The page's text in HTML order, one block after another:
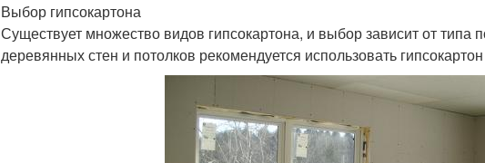
Выбор гипсокартона
Существует множество видов гипсокартона, и выбор зависит от типа
деревянных стен и потолков рекомендуется использовать